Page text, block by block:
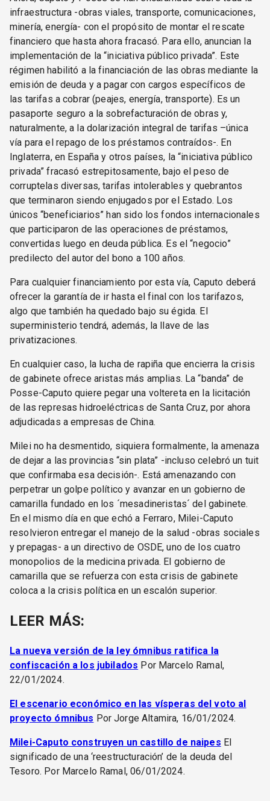
infraestructura -obras viales, transporte, comunicaciones,
minería, energía- con el propósito de montar el rescate
financiero que hasta ahora fracasó. Para ello, anuncian la
implementación de la “iniciativa público privada”. Este
régimen habilitó a la financiación de las obras mediante la
emisión de deuda y a pagar con cargos específicos de
las tarifas a cobrar (peajes, energía, transporte). Es un
pasaporte seguro a la sobrefacturación de obras y,
naturalmente, a la dolarización integral de tarifas –única
vía para el repago de los préstamos contraídos-. En
Inglaterra, en España y otros países, la “iniciativa público
privada” fracasó estrepitosamente, bajo el peso de
corruptelas diversas, tarifas intolerables y quebrantos
que terminaron siendo enjugados por el Estado. Los
únicos “beneficiarios” han sido los fondos internacionales
que participaron de las operaciones de préstamos,
convertidas luego en deuda pública. Es el “negocio”
predilecto del autor del bono a 100 años.
Para cualquier financiamiento por esta vía, Caputo deberá
ofrecer la garantía de ir hasta el final con los tarifazos,
algo que también ha quedado bajo su égida. El
superministerio tendrá, además, la llave de las
privatizaciones.
En cualquier caso, la lucha de rapiña que encierra la crisis
de gabinete ofrece aristas más amplias. La “banda” de
Posse-Caputo quiere pegar una voltereta en la licitación
de las represas hidroeléctricas de Santa Cruz, por ahora
adjudicadas a empresas de China.
Milei no ha desmentido, siquiera formalmente, la amenaza
de dejar a las provincias “sin plata” -incluso celebró un tuit
que confirmaba esa decisión-. Está amenazando con
perpetrar un golpe político y avanzar en un gobierno de
camarilla fundado en los ´mesadineristas´ del gabinete.
En el mismo día en que echó a Ferraro, Milei-Caputo
resolvieron entregar el manejo de la salud -obras sociales
y prepagas- a un directivo de OSDE, uno de los cuatro
monopolios de la medicina privada. El gobierno de
camarilla que se refuerza con esta crisis de gabinete
coloca a la crisis política en un escalón superior.
LEER MÁS:
La nueva versión de la ley ómnibus ratifica la
confiscación a los jubilados Por Marcelo Ramal,
22/01/2024.
El escenario económico en las vísperas del voto al
proyecto ómnibus Por Jorge Altamira, 16/01/2024.
Milei-Caputo construyen un castillo de naipes El
significado de una ‘reestructuración’ de la deuda del
Tesoro. Por Marcelo Ramal, 06/01/2024.